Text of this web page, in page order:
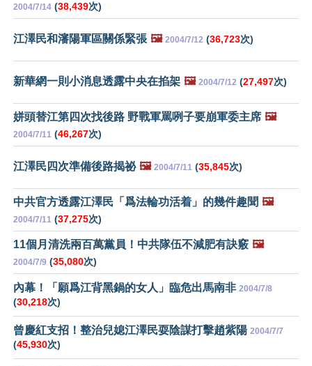
2004/7/14 (38,439次)
江澤民和瀋陽軍區關係緊張 🖼️ 2004/7/12 (36,723次)
新華網一則小消息透露中央在掐架 🖼️ 2004/7/12 (27,497次)
姘頭替江第四次找後路 野戰軍罵咧子要崩軍委主席 🖼️
2004/7/11 (46,267次)
江澤民四次準備後路揭祕 🖼️ 2004/7/11 (35,845次)
中共官方透露江澤民「爲法輪功活着」的幾件趣聞 🖼️
2004/7/11 (37,275次)
11個月清洗兩百萬黨員！中共隊伍不減肥有訣竅 🖼️
2004/7/9 (35,080次)
內幕！「願爲江背黑鍋的女人」臨危出馬南非 2004/7/8
(30,218次)
曾慶紅支招！整治兒媳江澤民耍陰謀打擊趙紫陽 2004/7/7
(45,930次)